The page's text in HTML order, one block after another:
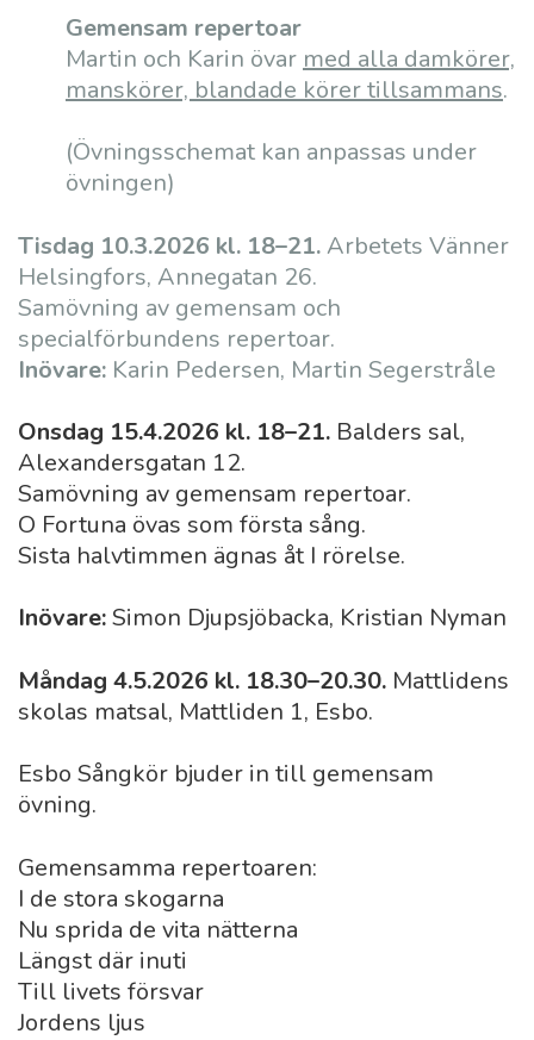
Gemensam repertoar
Martin och Karin övar med alla damkörer,
manskörer, blandade körer tillsammans.
(Övningsschemat kan anpassas under
övningen)
Tisdag 10.3.2026 kl. 18–21.Arbetets Vänner
Helsingfors, Annegatan 26.
Samövning av gemensam och
specialförbundens repertoar.
Inövare: Karin Pedersen, Martin Segerstråle
Onsdag 15.4.2026 kl. 18–21. Balders sal,
Alexandersgatan 12.
Samövning av gemensam repertoar.
O Fortuna övas som första sång.
Sista halvtimmen ägnas åt I rörelse.
Inövare:Simon Djupsjöbacka, Kristian Nyman
Måndag 4.5.2026 kl. 18.30–20.30. Mattlidens
skolas matsal, Mattliden 1, Esbo.
Esbo Sångkör bjuder in till gemensam
övning.
Gemensamma repertoaren:
I de stora skogarna
Nu sprida de vita nätterna
Längst där inuti
Till livets försvar
Jordens ljus